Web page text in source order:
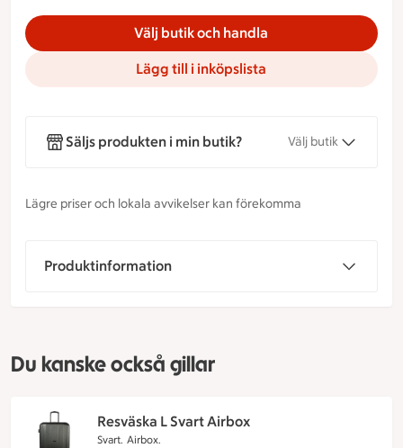
Välj butik och handla
Lägg till i inköpslista
Säljs produkten i min butik? Välj butik
Lägre priser och lokala avvikelser kan förekomma
Produktinformation
Du kanske också gillar
Resväska L Svart Airbox
Svart. Airbox.